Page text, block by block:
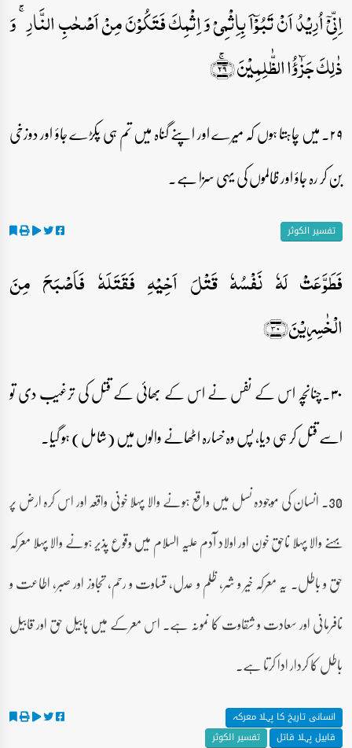
اِنِّیۡۤ اُرِیۡدُ اَنۡ تَبُوۡٓاَ بِاِثۡمِیۡ وَ اِثۡمِکَ فَتَکُوۡنَ مِنۡ اَصۡحٰبِ النَّارِ ۚ وَ
ذٰلِکَ جَزٰٓؤُا الظّٰلِمِیۡنَ ﴿ۚ۲۹﴾
۲۹۔ میں چاہتا ہوں کہ میرے اور اپنے گناہ میں تم ہی پکڑے جاؤ اور دوزخی
بن کر رہ جاؤ اور ظالموں کی یہی سزا ہے۔
تفسیر الکوثر
فَطَوَّعَتۡ لَہٗ نَفۡسُہٗ قَتۡلَ اَخِیۡہِ فَقَتَلَہٗ فَاَصۡبَحَ مِنَ
الۡخٰسِرِیۡنَ﴿۳۰﴾
۳۰۔چنانچہ اس کے نفس نے اس کے بھائی کے قتل کی ترغیب دی تو
اسے قتل کر ہی دیا، پس وہ خسارہ اٹھانے والوں میں (شامل) ہو گیا۔
30۔ انسان کی موجودہ نسل میں واقع ہونے والا پہلا خونی واقعہ اور اس کرہ ارض پر
بہنے والا پہلا ناحق خون اور اولاد آدم علیہ السلام میں وقوع پذیر ہونے والا پہلا معرکہ
حق و باطل۔ یہ معرکہ خیر و شر، ظلم و عدل، قساوت و رحم، تجاوز اور صبر، اطاعت و
نافرمانی اور سعادت و شقاوت کا نمونہ ہے۔ اس معرکے میں ہابیل حق اور قابیل
باطل کا کردار ادا کرتا ہے۔
انسانی تاریخ کا پہلا معرکہ
قابیل پہلا قاتل
تفسیر الکوثر